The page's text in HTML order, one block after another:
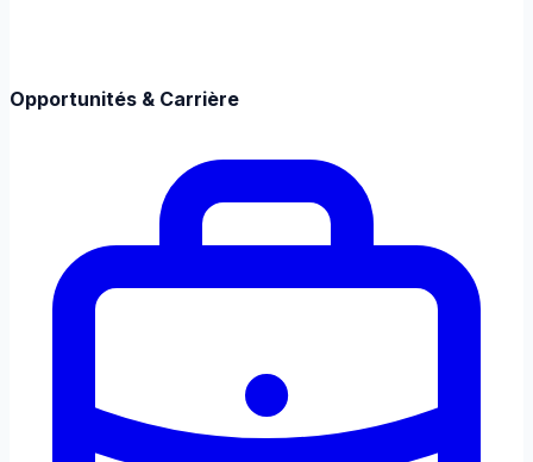
Opportunités & Carrière